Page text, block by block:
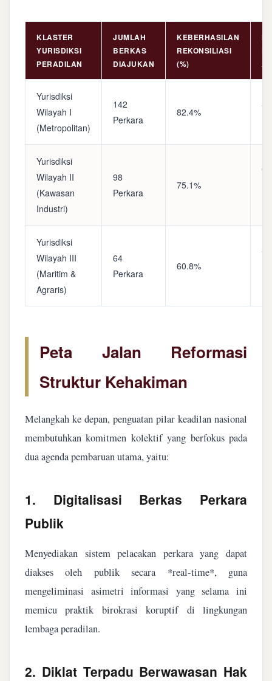
KLASTER
YURISDIKSI
PERADILAN
JUMLAH
BERKAS
DIAJUKAN
KEBERHASILAN
REKONSILIASI
(%)
Yurisdiksi
Wilayah I
(Metropolitan)
142
Perkara
82.4%
Yurisdiksi
Wilayah II
(Kawasan
Industri)
98
Perkara
75.1%
Yurisdiksi
Wilayah III
(Maritim &
Agraris)
64
Perkara
60.8%
Peta Jalan Reformasi
Struktur Kehakiman
Melangkah ke depan, penguatan pilar keadilan nasional
membutuhkan komitmen kolektif yang berfokus pada
dua agenda pembaruan utama, yaitu:
1. Digitalisasi Berkas Perkara
Publik
Menyediakan sistem pelacakan perkara yang dapat
diakses oleh publik secara *real-time*, guna
mengeliminasi asimetri informasi yang selama ini
memicu praktik birokrasi koruptif di lingkungan
lembaga peradilan.
2. Diklat Terpadu Berwawasan Hak